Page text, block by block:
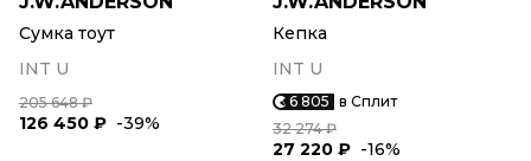
Сумка тоут
INT U
205 648 ₽
126 450 ₽ -39%
Кепка
INT U
6 805 в Сплит
32 274 ₽
27 220 ₽ -16%